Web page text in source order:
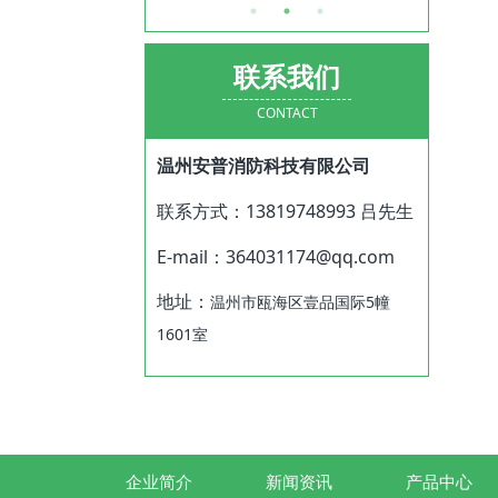
联系我们
CONTACT
温州安普消防科技有限公司
联系方式：13819748993 吕先生
E-mail：364031174@qq.com
地址：温州市瓯海区壹品国际5幢
1601室
企业简介 新闻资讯 产品中心